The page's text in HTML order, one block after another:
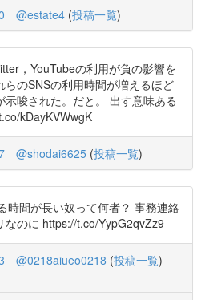
@estate4 (投稿一覧)
，YouTubeの利用が負の影響を
のSNSの利用時間が増えるほど
唆された。だと。 出す意味ある
kDayKVWwgK
@shodai6625 (投稿一覧)
時間が長い奴って何者？ 事務連絡
なのに https://t.co/YypG2qvZz9
@0218aiueo0218 (投稿一覧)